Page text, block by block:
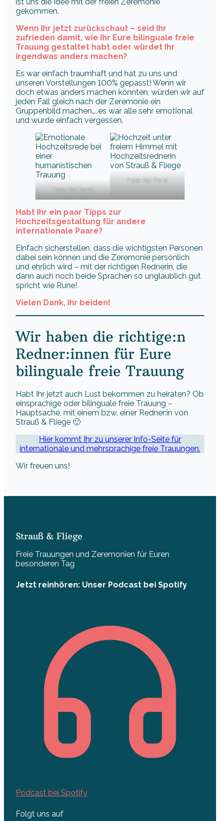
gekommen.
Wenn Ihr jetzt zurückschaut – seid Ihr
zufrieden damit, wie Ihr Eure bilinguale freie
Trauung gestaltet habt oder würdet Ihr
irgendwas anders machen?
Es war einfach traumhaft und hat zu uns und
unseren Vorstellungen 100% gepasst! Wenn wir
doch etwas anders machen könnten, würden wir auf
jeden Fall gleich nach der Zeremonie ein
Gruppenbild machen…..es war alle sehr emotional
und wurde einfach vergessen.
Foto: Kai Forst
Foto: Kai Forst
Habt Ihr ein paar Tipps zur
Hochzeitsgestaltung für andere
internationale Paare?
Einfach sicherstellen, dass die wichtigsten Personen
dabei sein können und die Zeremonie persönlich
und ehrlich wird – mit der richtigen Rednerin, die
dann auch noch beide Sprachen so unglaublich gut
spricht wie Rune!
Vielen Dank, ihr beiden!
Wir haben die richtige:n
Redner:innen für Eure
bilinguale freie Trauung
Habt Ihr jetzt auch Lust bekommen zu heiraten? Ob
einsprachige oder bilinguale freie Trauung –
Hauptsache, mit einem bzw. einer Redner:in von
Strauß & Fliege 🙂
Hier kommt Ihr zu unserer Info-Seite für
internationale und mehrsprachige freie Trauungen.
Wir freuen uns!
Strauß & Fliege
Freie Trauungen und Zeremonien für Euren
besonderen Tag
Jetzt reinhören: Unser Podcast bei Spotify
Podcast bei Spotify
Folgt uns auf